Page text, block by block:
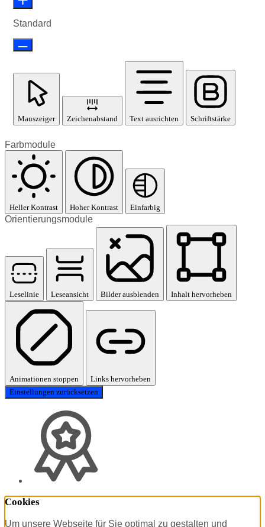
Standard
Mauszeiger Zeichenabstand Text ausrichten Schriftstärke
Farbmodule
Heller Kontrast Hoher Kontrast Einfarbig
Orientierungsmodule
Leselinie Leseansicht Bilder ausblenden Inhalt hervorheben
Animationen stoppen
Links hervorheben
Einstellungen zurücksetzen
Cookies
Um unsere Webseite für Sie optimal zu gestalten und